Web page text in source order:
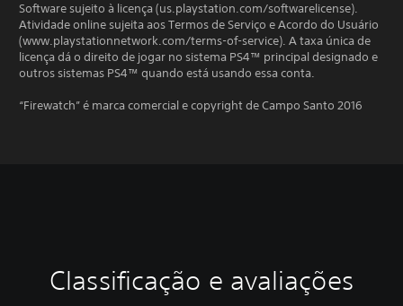
Software sujeito à licença (us.playstation.com/softwarelicense).
Atividade online sujeita aos Termos de Serviço e Acordo do Usuário
(www.playstationnetwork.com/terms-of-service). A taxa única de
licença dá o direito de jogar no sistema PS4™ principal designado e
outros sistemas PS4™ quando está usando essa conta.
“Firewatch” é marca comercial e copyright de Campo Santo 2016
Classificação e avaliações